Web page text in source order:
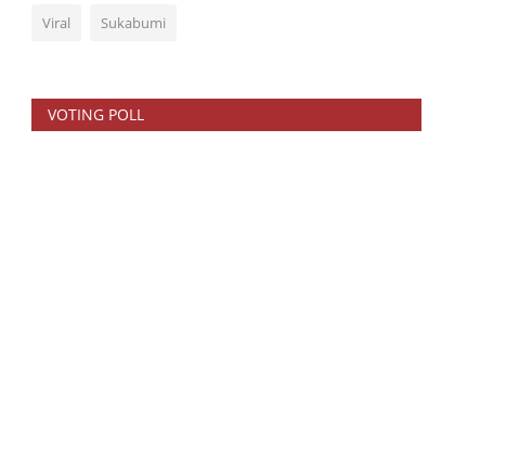
Viral Sukabumi
VOTING POLL